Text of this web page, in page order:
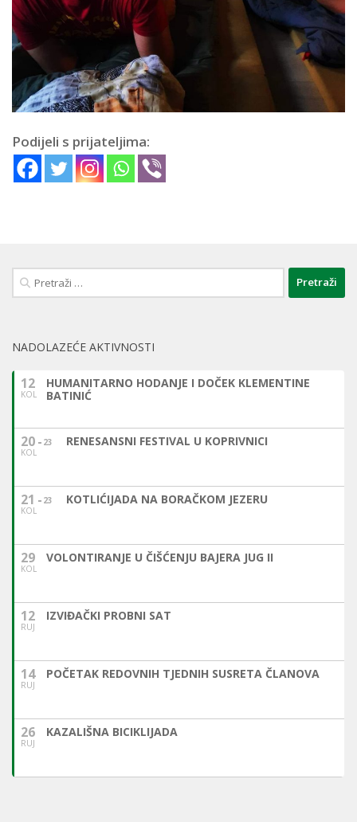
Podijeli s prijateljima:
Pretraži:
NADOLAZEĆE AKTIVNOSTI
12
KOL
HUMANITARNO HODANJE I DOČEK KLEMENTINE
BATINIĆ
20
KOL
23 RENESANSNI FESTIVAL U KOPRIVNICI
21
KOL
23 KOTLIĆIJADA NA BORAČKOM JEZERU
29
KOL
VOLONTIRANJE U ČIŠĆENJU BAJERA JUG II
12
RUJ
IZVIĐAČKI PROBNI SAT
14
RUJ
POČETAK REDOVNIH TJEDNIH SUSRETA ČLANOVA
26
RUJ
KAZALIŠNA BICIKLIJADA